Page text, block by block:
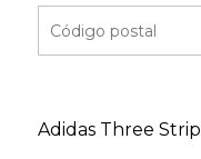
Adidas Three